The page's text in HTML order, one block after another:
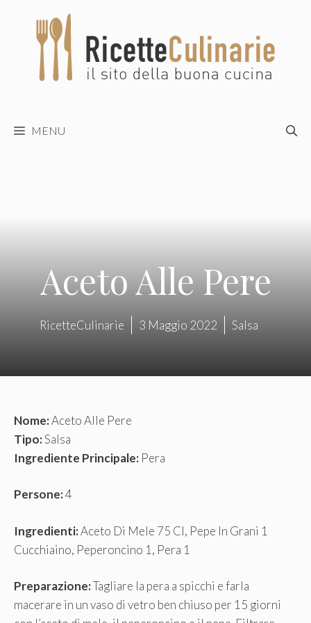
contenuto
MENU
Aceto Alle Pere
RicetteCulinarie 3 Maggio 2022 Salsa
Nome:Aceto Alle Pere
Tipo:Salsa
Ingrediente Principale: Pera
Persone:4
Ingredienti:Aceto Di Mele 75 Cl, Pepe In Grani 1
Cucchiaino, Peperoncino 1, Pera 1
Preparazione:Tagliare la pera a spicchi e farla
macerare in un vaso di vetro ben chiuso per 15 giorni